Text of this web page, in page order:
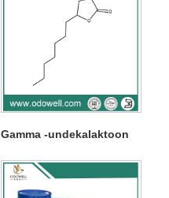
Gamma -undekalaktoon